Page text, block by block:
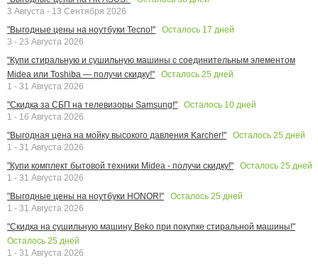
3 Августа - 13 Сентября 2026
"Выгодные цены на ноутбуки Tecno!"
Осталось 17 дней
3 - 23 Августа 2026
"Купи стиральную и сушильную машины с соединительным элементом
Midea или Toshiba — получи скидку!"
Осталось 25 дней
1 - 31 Августа 2026
"Скидка за СБП на телевизоры Samsung!"
Осталось 10 дней
1 - 16 Августа 2026
"Выгодная цена на мойку высокого давления Karcher!"
Осталось 25 дней
1 - 31 Августа 2026
"Купи комплект бытовой техники Midea - получи скидку!"
Осталось 25 дней
1 - 31 Августа 2026
"Выгодные цены на ноутбуки HONOR!"
Осталось 25 дней
1 - 31 Августа 2026
"Скидка на сушильную машину Beko при покупке стиральной машины!"
Осталось 25 дней
1 - 31 Августа 2026